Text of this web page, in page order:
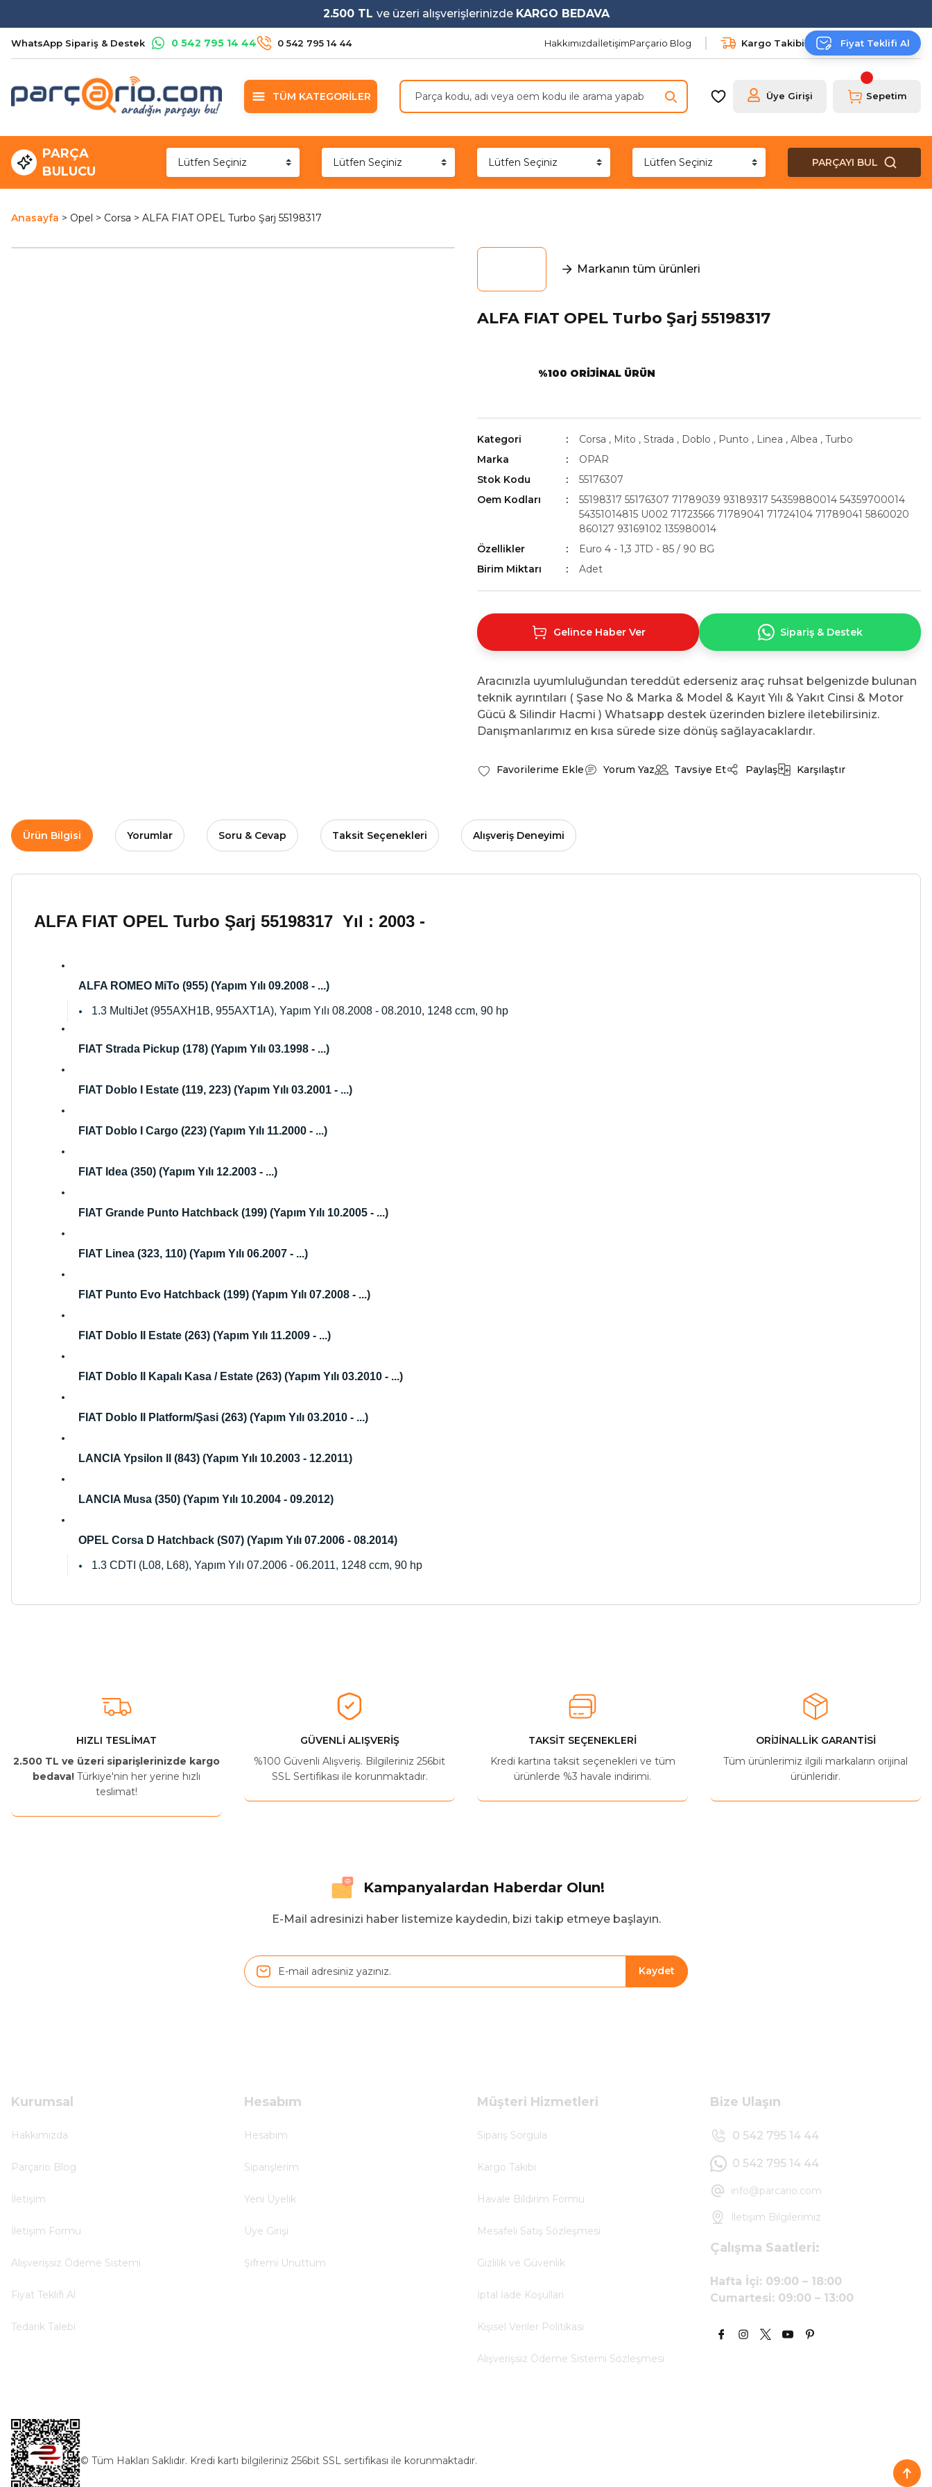
2.500 TL ve üzeri alışverişlerinizde KARGO BEDAVA
WhatsApp Sipariş & Destek 0 542 795 14 44 0 542 795 14 44 HakkımızdaİletişimParçario Blog Kargo Takibi Fiyat Teklifi Al
TÜM KATEGORİLER Üye Girişi Sepetim
PARÇA
BULUCU
PARÇAYI BUL
Anasayfa Opel Corsa ALFA FIAT OPEL Turbo Şarj 55198317
Markanın tüm ürünleri
ALFA FIAT OPEL Turbo Şarj 55198317
%100 ORIJINAL ÜRÜN
Kategori Corsa , Mito , Strada , Doblo , Punto , Linea , Albea , Turbo
Marka
OPAR
Stok Kodu
55176307
Oem Kodları
55198317 55176307 71789039 93189317 54359880014 54359700014
54351014815 U002 71723566 71789041 71724104 71789041 5860020
860127 93169102 135980014
Özellikler
Euro 4 - 1,3 JTD - 85 / 90 BG
Birim Miktarı
Adet
Gelince Haber Ver Sipariş & Destek
Aracınızla uyumluluğundan tereddüt ederseniz araç ruhsat belgenizde bulunan
teknik ayrıntıları ( Şase No & Marka & Model & Kayıt Yılı & Yakıt Cinsi & Motor
Gücü & Silindir Hacmi ) Whatsapp destek üzerinden bizlere iletebilirsiniz.
Danışmanlarımız en kısa sürede size dönüş sağlayacaklardır.
Yorum Yaz Tavsiye Et Paylaş Karşılaştır
Ürün Bilgisi Yorumlar Soru & Cevap Taksit Seçenekleri Alışveriş Deneyimi
ALFA FIAT OPEL Turbo Şarj 55198317 Yıl : 2003 -
ALFA ROMEO MiTo (955) (Yapım Yılı 09.2008 - ...)
1.3 MultiJet (955AXH1B, 955AXT1A), Yapım Yılı 08.2008 - 08.2010, 1248 ccm, 90 hp
FIAT Strada Pickup (178) (Yapım Yılı 03.1998 - ...)
FIAT Doblo I Estate (119, 223) (Yapım Yılı 03.2001 - ...)
FIAT Doblo I Cargo (223) (Yapım Yılı 11.2000 - ...)
FIAT Idea (350) (Yapım Yılı 12.2003 - ...)
FIAT Grande Punto Hatchback (199) (Yapım Yılı 10.2005 - ...)
FIAT Linea (323, 110) (Yapım Yılı 06.2007 - ...)
FIAT Punto Evo Hatchback (199) (Yapım Yılı 07.2008 - ...)
FIAT Doblo II Estate (263) (Yapım Yılı 11.2009 - ...)
FIAT Doblo II Kapalı Kasa / Estate (263) (Yapım Yılı 03.2010 - ...)
FIAT Doblo II Platform/Şasi (263) (Yapım Yılı 03.2010 - ...)
LANCIA Ypsilon II (843) (Yapım Yılı 10.2003 - 12.2011)
LANCIA Musa (350) (Yapım Yılı 10.2004 - 09.2012)
OPEL Corsa D Hatchback (S07) (Yapım Yılı 07.2006 - 08.2014)
1.3 CDTI (L08, L68), Yapım Yılı 07.2006 - 06.2011, 1248 ccm, 90 hp
T... Ç... | 15/01/2026
Resimde gördüğünüz bire bir geliyor
M... A... | 03/10/2025
HIZLI TESLİMAT
2.500 TL ve üzeri siparişlerinizde kargo
bedava! Türkiye'nin her yerine hızlı
teslimat!
GÜVENLİ ALIŞVERİŞ
%100 Güvenli Alışveriş. Bilgileriniz 256bit
SSL Sertifikası ile korunmaktadır.
TAKSİT SEÇENEKLERİ
Kredi kartına taksit seçenekleri ve tüm
ürünlerde %3 havale indirimi.
ORİJİNALLİK GARANTİSİ
Tüm ürünlerimiz ilgili markaların orijinal
ürünleridir.
Kampanyalardan Haberdar Olun!
E-Mail adresinizi haber listemize kaydedin, bizi takip etmeye başlayın.
Kaydet
Kurumsal
Hakkımızda
Parçario Blog
İletişim
İletişim Formu
Alışverişsiz Ödeme Sistemi
Fiyat Teklifi Al
Tedarik Talebi
Hesabım
Hesabım
Siparişlerim
Yeni Üyelik
Üye Girişi
Şifremi Unuttum
Müşteri Hizmetleri
Sipariş Sorgula
Kargo Takibi
Havale Bildirim Formu
Mesafeli Satış Sözleşmesi
Gizlilik ve Güvenlik
İptal İade Koşullari
Kişisel Veriler Politikası
Alışverişsiz Ödeme Sistemi Sözleşmesi
Bize Ulaşın
0 542 795 14 44
0 542 795 14 44
info@parcario.com
İletişim Bilgilerimiz
Çalışma Saatleri:
Hafta İçi: 09:00 – 18:00
Cumartesi: 09:00 – 13:00
© Tüm Hakları Saklıdır. Kredi kartı bilgileriniz 256bit SSL sertifikası ile korunmaktadır.